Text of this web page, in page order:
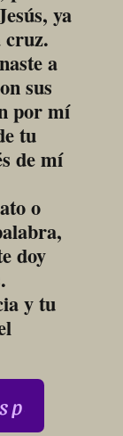
ya
cruz.
a
sus
por mí
tu
de mí
o
doy
y tu
por su